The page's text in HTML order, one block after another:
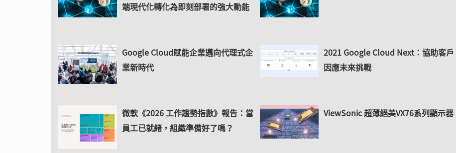
端現代化轉化為即刻部署的強大動能
Google Cloud賦能企業邁向代理式企
業新時代
微軟《2026 工作趨勢指數》報告：當
員工已就緒，組織準備好了嗎？
2021 Google Cloud Next：協助客戶
因應未來挑戰
ViewSonic 超薄絕美VX76系列顯示器